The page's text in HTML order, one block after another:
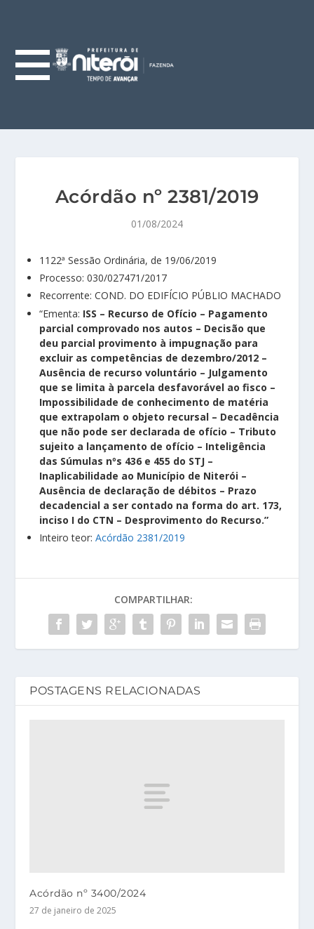
Acórdão nº 2381/2019
01/08/2024
1122ª Sessão Ordinária, de 19/06/2019
Processo: 030/027471/2017
Recorrente: COND. DO EDIFÍCIO PÚBLIO MACHADO
“Ementa: ISS – Recurso de Ofício – Pagamento
parcial comprovado nos autos – Decisão que
deu parcial provimento à impugnação para
excluir as competências de dezembro/2012 –
Ausência de recurso voluntário – Julgamento
que se limita à parcela desfavorável ao fisco –
Impossibilidade de conhecimento de matéria
que extrapolam o objeto recursal – Decadência
que não pode ser declarada de ofício – Tributo
sujeito a lançamento de ofício – Inteligência
das Súmulas nºs 436 e 455 do STJ –
Inaplicabilidade ao Município de Niterói –
Ausência de declaração de débitos – Prazo
decadencial a ser contado na forma do art. 173,
inciso I do CTN – Desprovimento do Recurso.”
Inteiro teor:Acórdão 2381/2019
COMPARTILHAR:
POSTAGENS RELACIONADAS
Acórdão nº 3400/2024
27 de janeiro de 2025